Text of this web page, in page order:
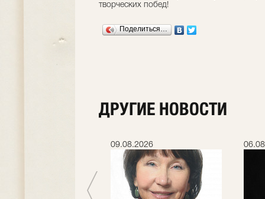
творческих побед!
Поделиться…
ДРУГИЕ НОВОСТИ
09.08.2026